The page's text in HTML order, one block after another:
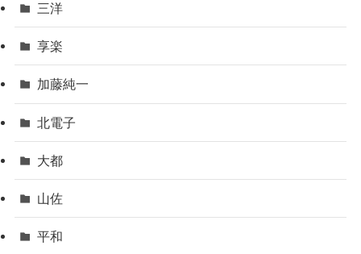
三洋
享楽
加藤純一
北電子
大都
山佐
平和